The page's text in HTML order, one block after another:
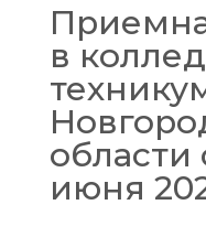
в
области
июня